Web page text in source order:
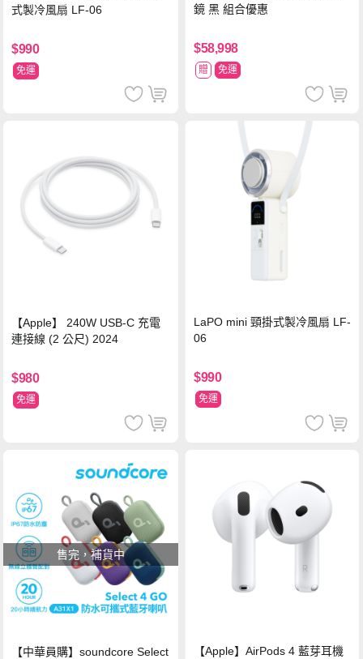
式製冷風扇 LF-06
$990
免運
鏡 黑 組合優惠
$58,998
贈 免運
【Apple】 240W USB-C 充電
連接線 (2 公尺) 2024
$980
免運
LaPO mini 頸掛式製冷風扇 LF-
06
$990
免運
售完，補貨中
【中華員購】soundcore Select
【Apple】AirPods 4 藍芽耳機